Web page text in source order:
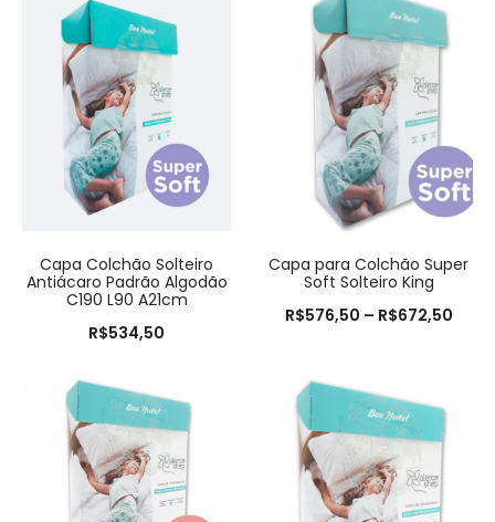
Capa Colchão Solteiro
Antiácaro Padrão Algodão
C190 L90 A21cm
R$534,50
Capa para Colchão Super
Soft Solteiro King
R$576,50 – R$672,50